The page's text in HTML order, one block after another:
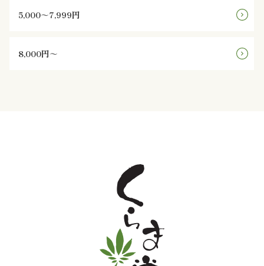
菜
5,000～7,999円
8,000円～